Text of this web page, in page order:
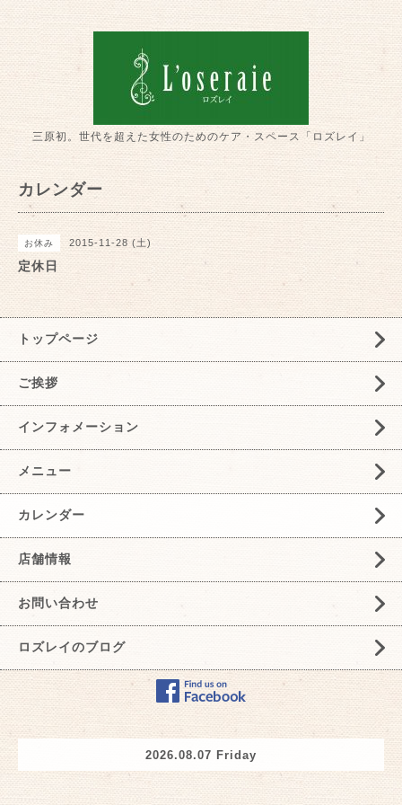
三原初。世代を超えた女性のためのケア・スペース「ロズレイ」
カレンダー
お休み 2015-11-28 (土)
定休日
トップページ
ご挨拶
インフォメーション
メニュー
カレンダー
店舗情報
お問い合わせ
ロズレイのブログ
2026.08.07 Friday